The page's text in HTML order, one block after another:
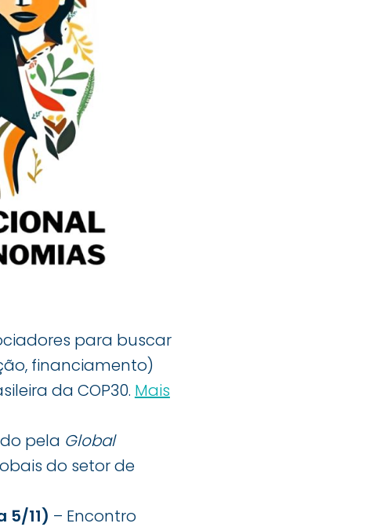
para buscar
financiamento)
da COP30. Mais
pela Global
do setor de
5/11) – Encontro